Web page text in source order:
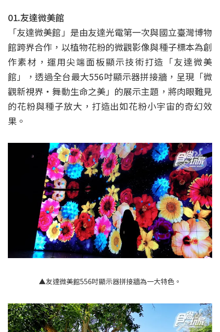
01.友達微美館
「友達微美館」是由友達光電第一次與國立臺灣博物
館跨界合作，以植物花粉的微觀影像與種子標本為創
作素材，運用尖端面板顯示技術打造「友達微美
館」，透過全台最大556吋顯示器拼接牆，呈現「微
觀新視界・舞動生命之美」的展示主題，將肉眼難見
的花粉與種子放大，打造出如花粉小宇宙的奇幻效
果。
▲友達微美館556吋顯示器拼接牆為一大特色。